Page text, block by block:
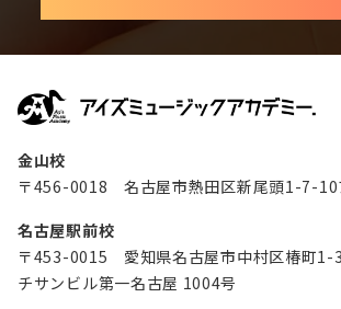
金山校
〒456-0018 名古屋市熱田区新尾頭1-7-10
名古屋駅前校
〒453-0015 愛知県名古屋市中村区椿町1-3
チサンビル第一名古屋 1004号